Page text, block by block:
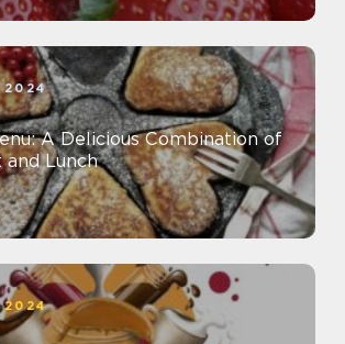
2024
A Delicious Combination of
Lunch
2024